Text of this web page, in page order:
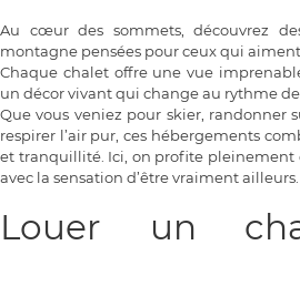
Au cœur des sommets, découvrez
montagne pensées pour ceux qui aiment
Chaque chalet offre une vue
un décor vivant qui change au rythme
Que vous veniez pour skier, randonner
respirer l’air pur, ces hébergements
et tranquillité. Ici, on profite pleinement
avec la sensation d’être vraiment ailleurs.
Louer un